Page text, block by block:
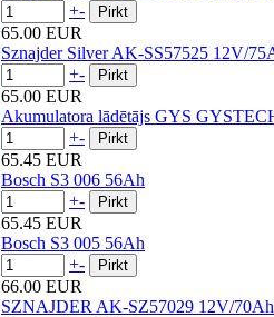
+-
65.00 EUR
Sznajder Silver AK-SS57525 12V/
+-
65.00 EUR
Akumulatora lādētājs GYS
+-
65.45 EUR
Bosch S3 006 56Ah
+-
65.45 EUR
Bosch S3 005 56Ah
+-
66.00 EUR
SZNAJDER AK-SZ57029 12V/